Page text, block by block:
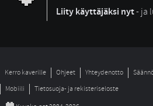
Liity käyttäjäksi nyt- ja
Kerro kaverille Ohjeet Yhteydenotto
Mobiili
Tietosuoja- ja rekisteriseloste